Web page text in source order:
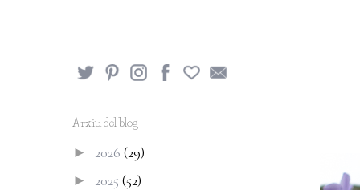
Arxiu del blog
► 2026 (29)
► 2025 (52)